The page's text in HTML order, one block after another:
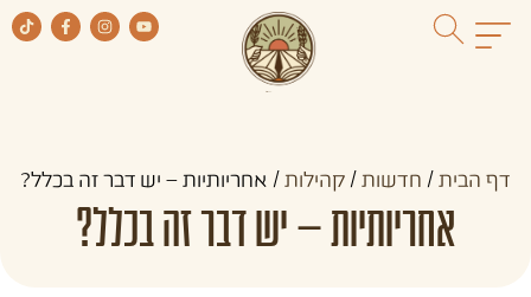
דף הבית / חדשות / קהילות / אחריותיות – יש דבר זה בכלל?
אחריותיות – יש דבר זה בכלל?